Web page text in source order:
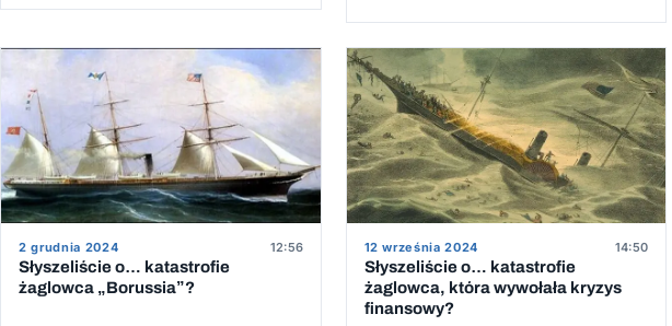
2 grudnia 2024 12:56
Słyszeliście o… katastrofie
żaglowca „Borussia”?
12 września 2024 14:50
Słyszeliście o… katastrofie
żaglowca, która wywołała kryzys
finansowy?